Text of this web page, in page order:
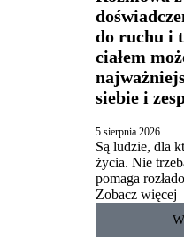
do ruchu i
ciałem
siebie i
5 sierpnia 2026
Są ludzie, dla
życia. Nie
pomaga
Zobacz więcej